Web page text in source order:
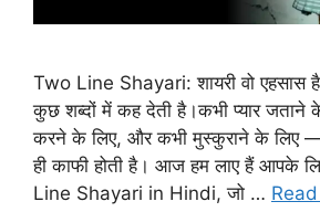
Two Line Shayari: शायरी वो एहसास
कुछ शब्दों में कह देती है।कभी प्यार जताने
करने के लिए, और कभी मुस्कुराने के लिए —
ही काफी होती है। आज हम लाए हैं आपके
Line Shayari in Hindi, जो …